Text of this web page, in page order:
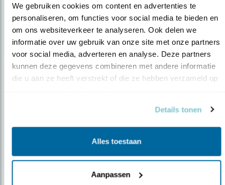
We gebruiken cookies om content en advertenties te
personaliseren, om functies voor social media te bieden en
om ons websiteverkeer te analyseren. Ook delen we
informatie over uw gebruik van onze site met onze partners
voor social media, adverteren en analyse. Deze partners
kunnen deze gegevens combineren met andere informatie
die u aan ze heeft verstrekt of die ze hebben verzameld op
Details tonen
Alles toestaan
Aanpassen
Op de hoogte blijven?
over vogels en activiteiten van Vogelbescherming.
AANMELDEN VOGELNIEUWS